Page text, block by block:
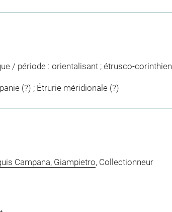
/ période : orientalisant ; étrusco-corinthien
(?) ; Étrurie méridionale (?)
Campana, Giampietro, Collectionneur